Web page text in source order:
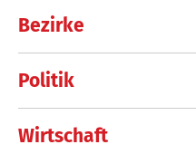
Bezirke
Politik
Wirtschaft